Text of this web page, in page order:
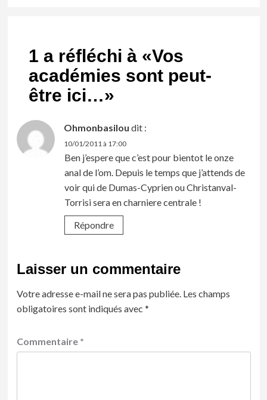
1 a réfléchi à «Vos
académies sont peut-
être ici…»
Ohmonbasilou dit :
10/01/2011 à 17:00
Ben j’espere que c’est pour bientot le onze
anal de l’om. Depuis le temps que j’attends de
voir qui de Dumas-Cyprien ou Christanval-
Torrisi sera en charniere centrale !
Répondre
Laisser un commentaire
Votre adresse e-mail ne sera pas publiée. Les champs
obligatoires sont indiqués avec *
Commentaire *